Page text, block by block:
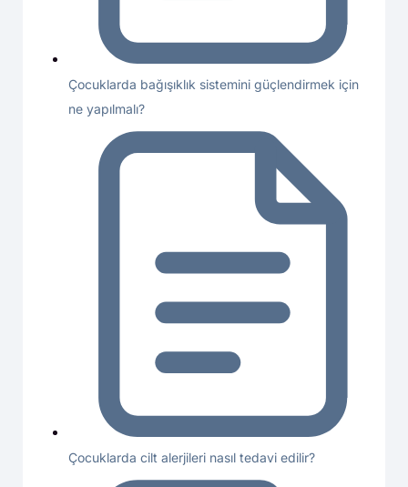
Çocuklarda bağışıklık sistemini güçlendirmek için
ne yapılmalı?
Çocuklarda cilt alerjileri nasıl tedavi edilir?